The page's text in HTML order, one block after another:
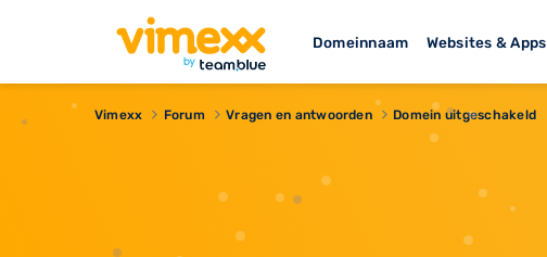
Domeinnaam Websites & Apps
Vimexx Forum Vragen en antwoorden Domein uitgeschakeld